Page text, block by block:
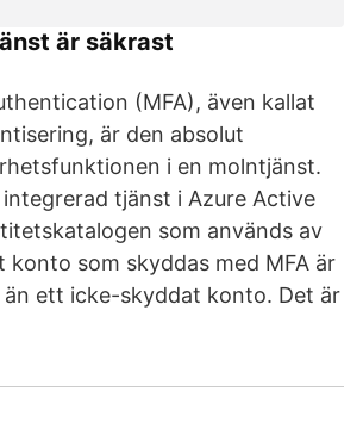
är säkrast
(MFA), även kallat
är den absolut
i en molntjänst.
tjänst i Azure Active
som används av
konto som skyddas med MFA är
än ett icke-skyddat konto. Det är